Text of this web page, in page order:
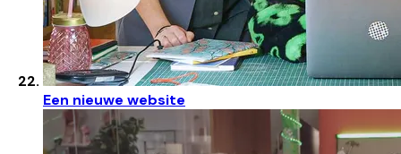
Een nieuwe website